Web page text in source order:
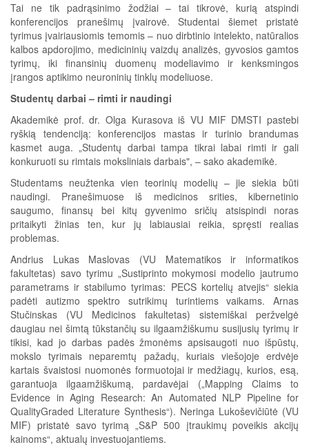
Tai ne tik padrąsinimo žodžiai – tai tikrovė, kurią atspindi
konferencijos pranešimų įvairovė. Studentai šiemet pristatė
tyrimus įvairiausiomis temomis – nuo dirbtinio intelekto, natūralios
kalbos apdorojimo, medicininių vaizdų analizės, gyvosios gamtos
tyrimų, iki finansinių duomenų modeliavimo ir kenksmingos
įrangos aptikimo neuroninių tinklų modeliuose.
Studentų darbai – rimti ir naudingi
Akademikė prof. dr. Olga Kurasova iš VU MIF DMSTI pastebi
ryškią tendenciją: konferencijos mastas ir turinio brandumas
kasmet auga. „Studentų darbai tampa tikrai labai rimti ir gali
konkuruoti su rimtais moksliniais darbais", – sako akademikė.
Studentams neužtenka vien teorinių modelių – jie siekia būti
naudingi. Pranešimuose iš medicinos srities, kibernetinio
saugumo, finansų bei kitų gyvenimo sričių atsispindi noras
pritaikyti žinias ten, kur jų labiausiai reikia, spręsti realias
problemas.
Andrius Lukas Maslovas (VU Matematikos ir informatikos
fakultetas) savo tyrimu „Sustiprinto mokymosi modelio jautrumo
parametrams ir stabilumo tyrimas: PECS kortelių atvejis“ siekia
padėti autizmo spektro sutrikimų turintiems vaikams. Arnas
Stučinskas (VU Medicinos fakultetas) sistemiškai peržvelgė
daugiau nei šimtą tūkstančių su ilgaamžiškumu susijusių tyrimų ir
tikisi, kad jo darbas padės žmonėms apsisaugoti nuo išpūstų,
mokslo tyrimais neparemtų pažadų, kuriais viešojoje erdvėje
kartais švaistosi nuomonės formuotojai ir medžiagų, kurios, esą,
garantuoja ilgaamžiškumą, pardavėjai („Mapping Claims to
Evidence in Aging Research: An Automated NLP Pipeline for
QualityGraded Literature Synthesis“). Neringa Lukoševičiūtė (VU
MIF) pristatė savo tyrimą „S&P 500 įtraukimų poveikis akcijų
kainoms“, aktualų investuojantiems.